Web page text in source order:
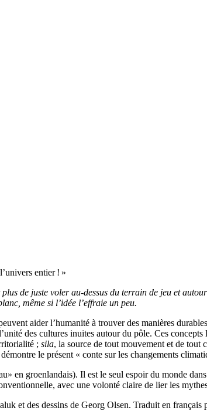
entier ! »
de juste voler au-dessus du terrain de jeu et
même si l’idée l’effraie un peu.
aider l’humanité à trouver des manières
des cultures inuites autour du pôle. Ces
; sila, la source de tout mouvement et de tout
le présent « conte sur les changements
groenlandais). Il est le seul espoir du monde
avec une volonté claire de lier les
et des dessins de Georg Olsen. Traduit en français